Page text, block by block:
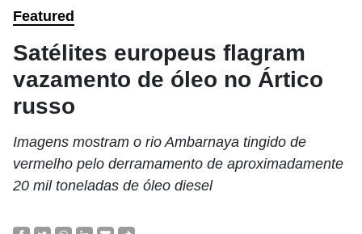
Featured
Satélites europeus flagram
vazamento de óleo no Ártico
russo
Imagens mostram o rio Ambarnaya tingido de
vermelho pelo derramamento de aproximadamente
20 mil toneladas de óleo diesel